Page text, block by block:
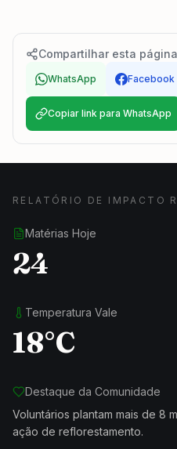
Compartilhar esta página
WhatsApp Facebook
Copiar link para WhatsApp
RELATÓRIO DE IMPACTO
Matérias Hoje
24
Temperatura Vale
18°C
Destaque da Comunidade
Voluntários plantam mais de 8
ação de reflorestamento.